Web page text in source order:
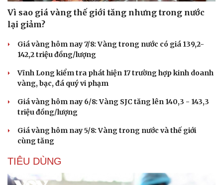
Vì sao giá vàng thế giới tăng nhưng trong nước
lại giảm?
Giá vàng hôm nay 7/8: Vàng trong nước có giá 139,2-
142,2 triệu đồng/lượng
Vĩnh Long kiểm tra phát hiện 17 trường hợp kinh doanh
vàng, bạc, đá quý vi phạm
Giá vàng hôm nay 6/8: Vàng SJC tăng lên 140,3 - 143,3
triệu đồng/lượng
Giá vàng hôm nay 5/8: Vàng trong nước và thế giới
cùng tăng
TIÊU DÙNG